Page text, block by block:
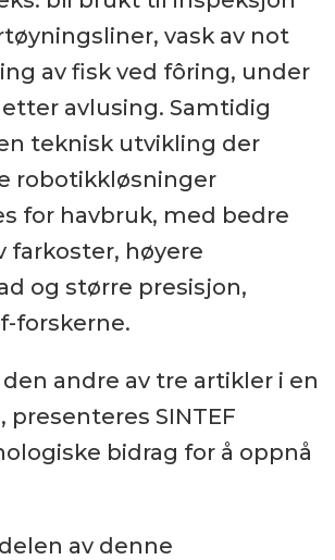
vask av not
av fisk ved fôring, under
avlusing. Samtidig
teknisk utvikling der
robotikkløsninger
for havbruk, med bedre
farkoster, høyere
og større presisjon,
forskerne.
andre av tre artikler i en
presenteres SINTEF
bidrag for å oppnå
av denne